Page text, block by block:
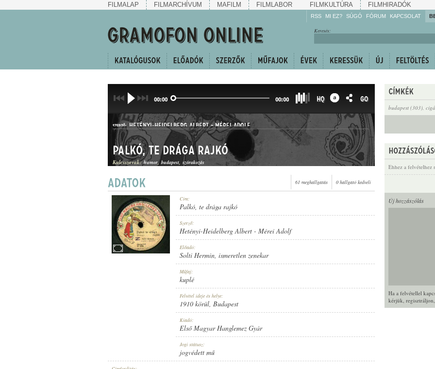
FILMALAP FILMARCHÍVUM MAFILM FILMLABOR FILMKULTÚRA FILMHIRADÓK
RSS MI EZ? SÚGÓ
Gyarapítsa!
FÓRUM KAPCSOLAT
Keresés:
budapest (303),
Ehhez a felvételhez
Új hozzászólás
Ha a felvétellel
kérjük, regisztráljon
00:00 00:00 HQ GO
SZERZŐ: HETÉNYI-HEIDELBERG ALBERT-MÉREI ADOLF
KUPLÉ
ELSŐ MAGYAR HANGLEMEZ GYÁR
Palkó, te drága rajkó
Kulcsszavak: humor budapest szórakozás
61 meghallgatás 0 hallgató kedveli
Cím:
Palkó, te drága rajkó
Szerző:
Hetényi-Heidelberg Albert - Mérei Adolf
Előadó:
Solti Hermin, ismeretlen zenekar
Műfaj:
kuplé
Felvétel ideje és helye:
1910 körül, Budapest
Kiadó:
Első Magyar Hanglemez Gyár
Jogi státusz:
jogvédett mű